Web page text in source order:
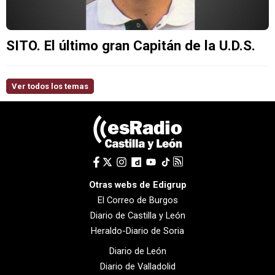
SITO. El último gran Capitán de la U.D.S.
Ver todos los temas
Otras webs de Edigrup
El Correo de Burgos
Diario de Castilla y León
Heraldo-Diario de Soria
Diario de León
Diario de Valladolid